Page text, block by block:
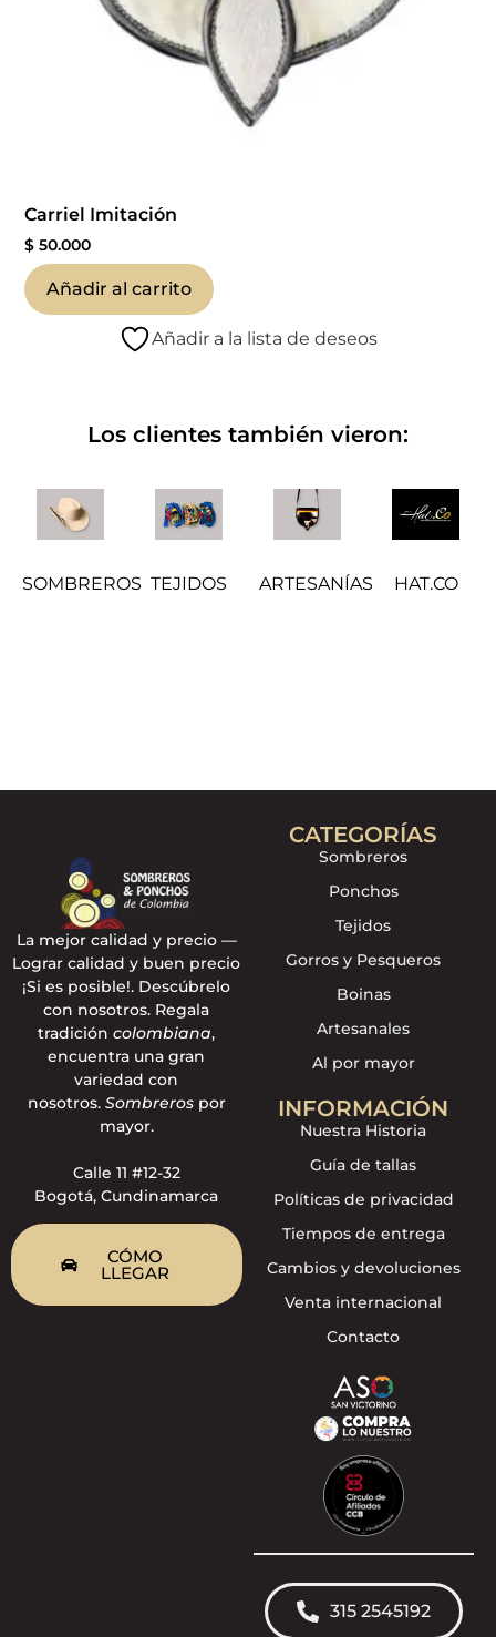
Carriel Imitación
$ 50.000
Añadir al carrito
Añadir a la lista de deseos
Los clientes también vieron:
SOMBREROS TEJIDOS ARTESANÍAS HAT.CO
La mejor calidad y precio —
Lograr calidad y buen precio
¡Si es posible!. Descúbrelo
con nosotros. Regala
tradicióncolombiana,
encuentra una gran
variedad con
nosotros. Sombrerospor
mayor.
Calle 11 #12-32
Bogotá, Cundinamarca
CÓMO
LLEGAR
CATEGORÍAS
Sombreros
Ponchos
Tejidos
Gorros y Pesqueros
Boinas
Artesanales
Al por mayor
INFORMACIÓN
Nuestra Historia
Guía de tallas
Políticas de privacidad
Tiempos de entrega
Cambios y devoluciones
Venta internacional
Contacto
315 2545192